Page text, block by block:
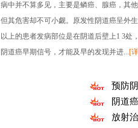
病中并不算多见，主要是鳞癌、腺癌，其
但其危害却不可小觑。原发性阴道癌呈外
以上的患者发病部位是在阴道后壁上1 3处
阴道癌早期信号，才能及早的发现并进...[
预防
阴道
放射